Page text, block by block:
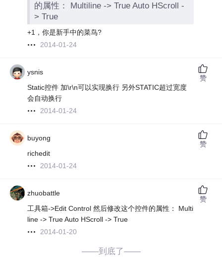
的属性： Multiline -> True Auto HScroll -
> True
+1，你是新手中的菜鸟?
2014-01-24
ysnis
Static控件 加\r\n可以实现换行 另外STATIC超过宽度
会自动换行
2014-01-24
赞
buyong
richedit
2014-01-24
赞
zhuobattle
工具箱->Edit Control 然后修改这个控件的属性： Multi
line -> True Auto HScroll -> True
2014-01-20
赞
——到底了——